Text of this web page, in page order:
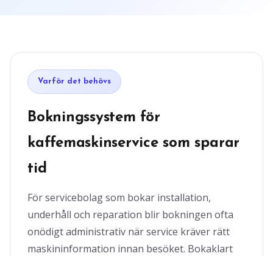
Varför det behövs
Bokningssystem för
kaffemaskinservice som sparar
tid
För servicebolag som bokar installation,
underhåll och reparation blir bokningen ofta
onödigt administrativ när service kräver rätt
maskininformation innan besöket. Bokaklart